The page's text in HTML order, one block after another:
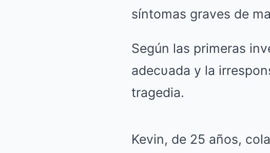
síntomas graves de
Según las primeras
adecυada y la
tragedia.
Kevin, de 25 años,